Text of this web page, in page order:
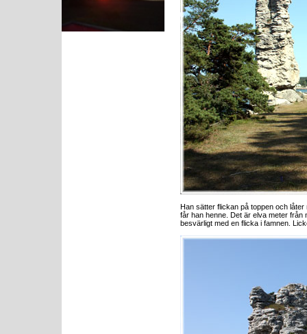
Han sätter flickan på toppen och
får han henne. Det är elva meter från
besvärligt med en flicka i famnen.